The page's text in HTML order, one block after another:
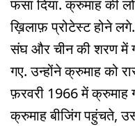
फंसा दिया. क्रुमाह की
ख़िलाफ़ प्रोटेस्ट होने
संघ और चीन की शरण में
गए. उन्होंने क्रुमाह को
फ़रवरी 1966 में
क्रुमाह बीजिंग पहुंचते,